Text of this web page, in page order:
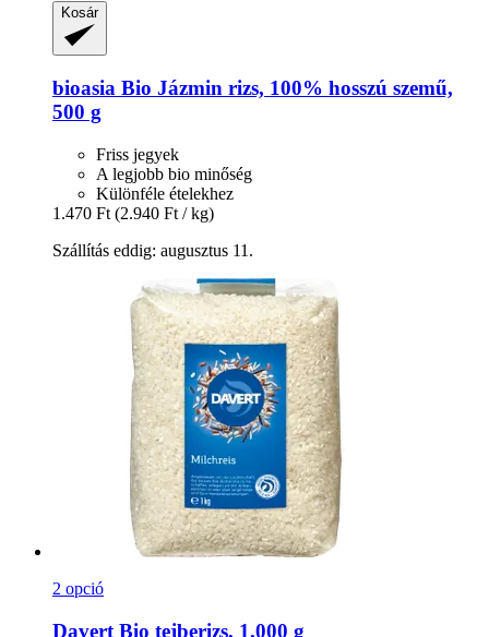
Kosár
bioasia Bio Jázmin rizs, 100% hosszú szemű,
500 g
Friss jegyek
A legjobb bio minőség
Különféle ételekhez
1.470 Ft (2.940 Ft / kg)
Szállítás eddig: augusztus 11.
2 opció
Davert Bio tejberizs, 1.000 g